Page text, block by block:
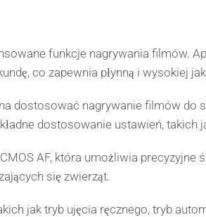
funkcje nagrywania filmów.
co zapewnia płynną i wysokiej
dostosować nagrywanie filmów do
dostosowanie ustawień, takich
AF, która umożliwia
się zwierząt.
jak tryb ujęcia ręcznego, tryb